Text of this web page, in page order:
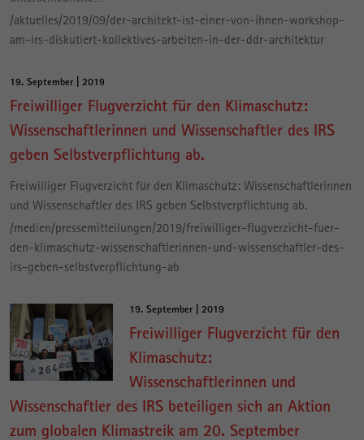
/aktuelles/2019/09/der-architekt-ist-einer-von-ihnen-workshop-
am-irs-diskutiert-kollektives-arbeiten-in-der-ddr-architektur
19. September | 2019
Freiwilliger Flugverzicht für den Klimaschutz:
Wissenschaftlerinnen und Wissenschaftler des IRS
geben Selbstverpflichtung ab.
Freiwilliger Flugverzicht für den Klimaschutz: Wissenschaftlerinnen
und Wissenschaftler des IRS geben Selbstverpflichtung ab.
/medien/pressemitteilungen/2019/freiwilliger-flugverzicht-fuer-
den-klimaschutz-wissenschaftlerinnen-und-wissenschaftler-des-
irs-geben-selbstverpflichtung-ab
19. September | 2019
Freiwilliger Flugverzicht für den
Klimaschutz:
Wissenschaftlerinnen und
Wissenschaftler des IRS beteiligen sich an Aktion
zum globalen Klimastreik am 20. September